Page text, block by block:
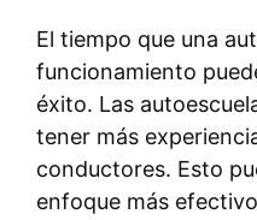
El tiempo que una
funcionamiento
éxito. Las
tener más
conductores. Esto
enfoque más